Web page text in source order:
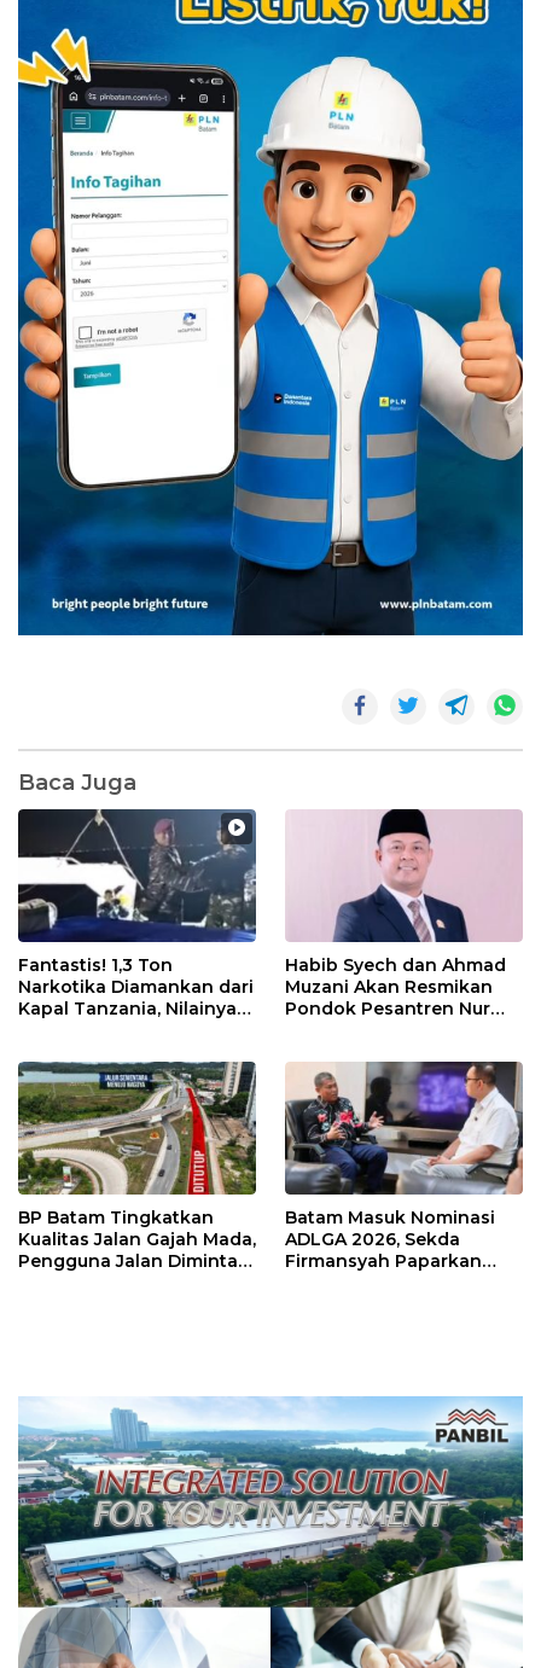
Baca Juga
Fantastis! 1,3 Ton
Narkotika Diamankan dari
Kapal Tanzania, Nilainya
Habib Syech dan Ahmad
Muzani Akan Resmikan
Pondok Pesantren Nur
BP Batam Tingkatkan
Kualitas Jalan Gajah Mada,
Pengguna Jalan Diminta
Batam Masuk Nominasi
ADLGA 2026, Sekda
Firmansyah Paparkan